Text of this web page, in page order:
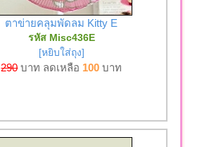
ตาข่ายคลุมพัดลม Kitty E
รหัส Misc436E
[หยิบใส่ถุง]
290บาท ลดเหลือ 100 บาท